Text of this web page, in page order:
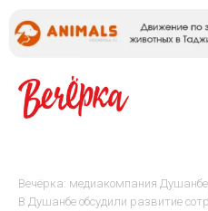
Вечёрка: медиакомпания
В Душанбе обсудили развитие